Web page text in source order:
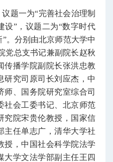
题一为“完善社会治理制
设”，议题二为“数字时代
。分别由北京师范大学中
党总支书记兼副院长赵秋
传播学院副院长张洪忠教
研究司原司长刘应杰，中
师、国务院研究室综合司
社会工委书记、北京师范
究院宋贵伦教授，国家信
主任单志广，清华大学社
授，中国社会科学院法学
大学文法学部副主任王四